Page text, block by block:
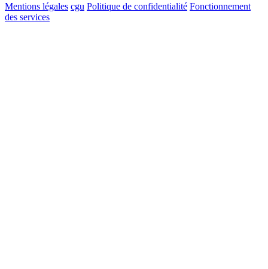
Mentions légales cgu Politique de confidentialité Fonctionnement
des services